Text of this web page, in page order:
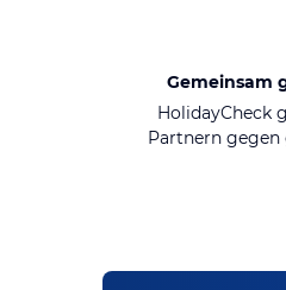
Gemeinsam
HolidayCheck
Partnern